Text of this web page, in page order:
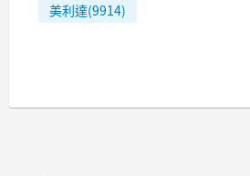
美利達(9914)